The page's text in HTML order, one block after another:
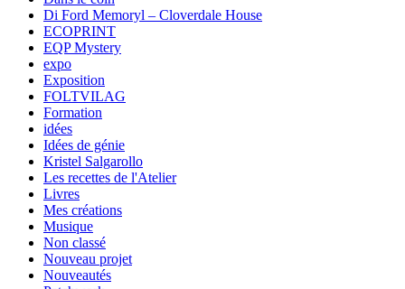
Di Ford Memoryl – Cloverdale House
ECOPRINT
EQP Mystery
expo
Exposition
FOLTVILAG
Formation
idées
Idées de génie
Kristel Salgarollo
Les recettes de l'Atelier
Livres
Mes créations
Musique
Non classé
Nouveau projet
Nouveautés